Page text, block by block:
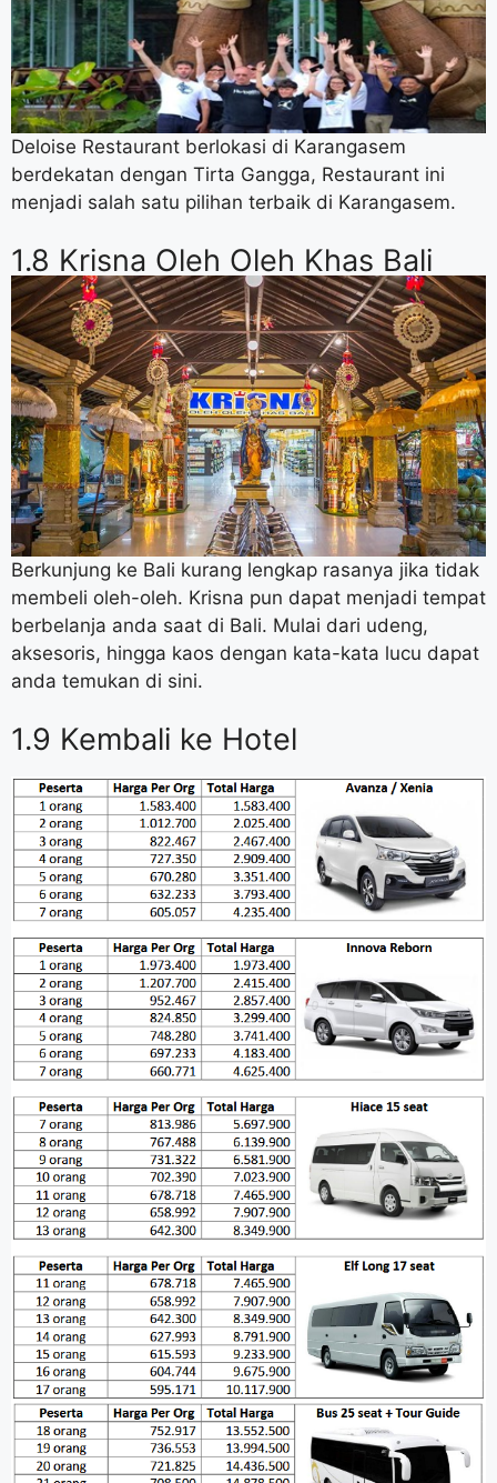
Deloise Restaurant berlokasi di Karangasem
berdekatan dengan Tirta Gangga, Restaurant ini
menjadi salah satu pilihan terbaik di Karangasem.
1.8 Krisna Oleh Oleh Khas Bali
Berkunjung ke Bali kurang lengkap rasanya jika tidak
membeli oleh-oleh. Krisna pun dapat menjadi tempat
berbelanja anda saat di Bali. Mulai dari udeng,
aksesoris, hingga kaos dengan kata-kata lucu dapat
anda temukan di sini.
1.9 Kembali ke Hotel